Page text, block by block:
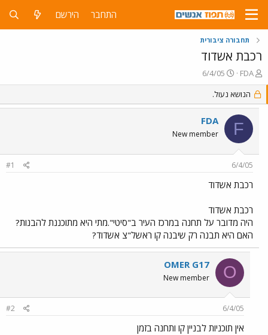
התחבר הירשם
תחבורה ציבורית
רכבת אשדוד
פ
ו
ת
ח
נ
FDA
פ
ו
ר
ס
ב
ת
ך
6/4/05
הנושא נעול.
F
FDA
New member
6/4/05
#1
רכבת אשדוד
רכבת אשדוד
היה מדובר על תחנה במרכז העיר ב"סיטי".מתי היא מתוכננת להבנות?
האם היא תבנה רק שיבנה קו ראשל"צ אשדוד?
O
OMER G17
New member
6/4/05
#2
אין תוכניות לבניין קו ותחנה בזמן